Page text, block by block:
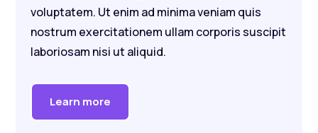
voluptatem. Ut enim ad minima veniam quis
nostrum exercitationem ullam corporis suscipit
laboriosam nisi ut aliquid.
Learn more